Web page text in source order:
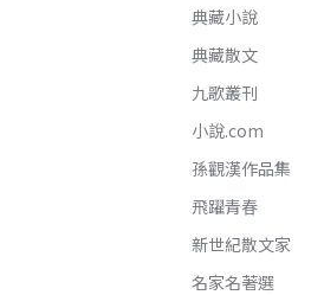
典藏小說
典藏散文
九歌叢刊
小說.com
孫觀漢作品集
飛躍青春
新世紀散文家
名家名著選